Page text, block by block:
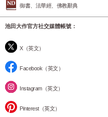
御書、法華經、佛教辭典
池田大作官方社交媒體帳號：
X（英文）
Facebook（英文）
Instagram（英文）
Pinterest（英文）